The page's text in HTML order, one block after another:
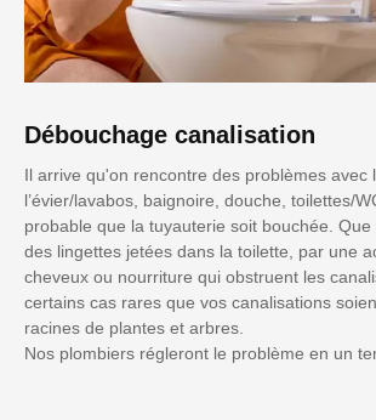
Débouchage canalisation
Il arrive qu'on rencontre des problèmes avec
l’évier/lavabos, baignoire, douche, toilettes/
probable que la tuyauterie soit bouchée.
des lingettes jetées dans la toilette, par une
cheveux ou nourriture qui obstruent les
certains cas rares que vos canalisations
racines de plantes et arbres.
Nos plombiers régleront le problème en un